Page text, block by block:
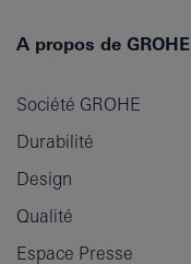
A propos de GROHE
Société GROHE
Durabilité
Design
Qualité
Espace Presse